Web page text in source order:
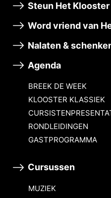
Steun Het Klooster
Word vriend van
Nalaten &
Agenda
BREEK DE WEEK
KLOOSTER KLASSIEK
RONDLEIDINGEN
GASTPROGRAMMA
Cursussen
MUZIEK